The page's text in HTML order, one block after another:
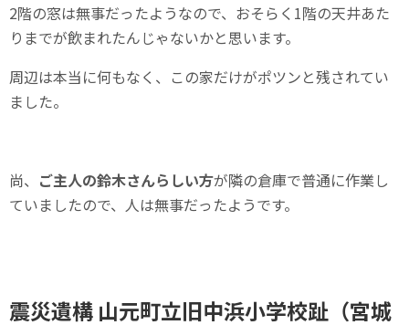
2階の窓は無事だったようなので、おそらく1階の天井あた
りまでが飲まれたんじゃないかと思います。
周辺は本当に何もなく、この家だけがポツンと残されてい
ました。
尚、 ご主人の鈴木さんらしい方が隣の倉庫で普通に作業し
ていましたので、人は無事だったようです。
震災遺構 山元町立旧中浜小学校趾（宮城